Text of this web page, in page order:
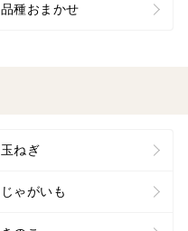
品種おまかせ
玉ねぎ
じゃがいも